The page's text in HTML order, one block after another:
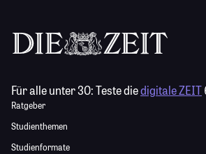
Für alle unter 30:Teste diedigitale ZEIT
Ratgeber
Studienthemen
Studienformate